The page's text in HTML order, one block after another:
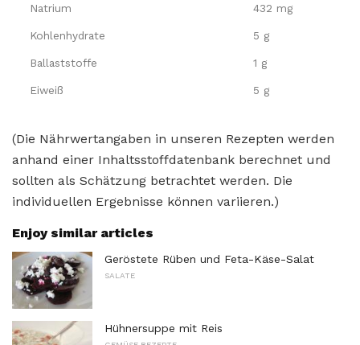
Natrium 432 mg
Kohlenhydrate 5 g
Ballaststoffe 1 g
Eiweiß 5 g
(Die Nährwertangaben in unseren Rezepten werden
anhand einer Inhaltsstoffdatenbank berechnet und
sollten als Schätzung betrachtet werden. Die
individuellen Ergebnisse können variieren.)
Enjoy similar articles
Geröstete Rüben und Feta-Käse-Salat
SALATE
Hühnersuppe mit Reis